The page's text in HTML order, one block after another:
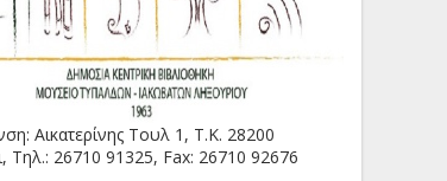
Αικατερίνης Τουλ 1, Τ.Κ. 28200
Τηλ.: 26710 91325, Fax: 26710 92676